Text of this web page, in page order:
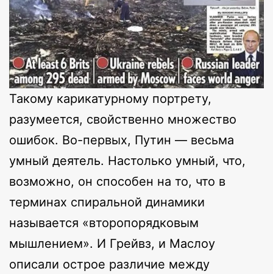
Такому карикатурному портрету,
разумеется, свойственно множество
ошибок. Во-первых, Путин — весьма
умный деятель. Настолько умный, что,
возможно, он способен на то, что в
терминах спиральной динамики
называется «второпорядковым
мышлением». И Грейвз, и Маслоу
описали острое различие между